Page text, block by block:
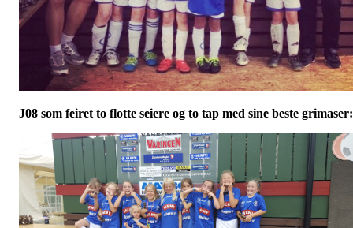
J08 som feiret to flotte seiere og to tap med sine beste grimaser: